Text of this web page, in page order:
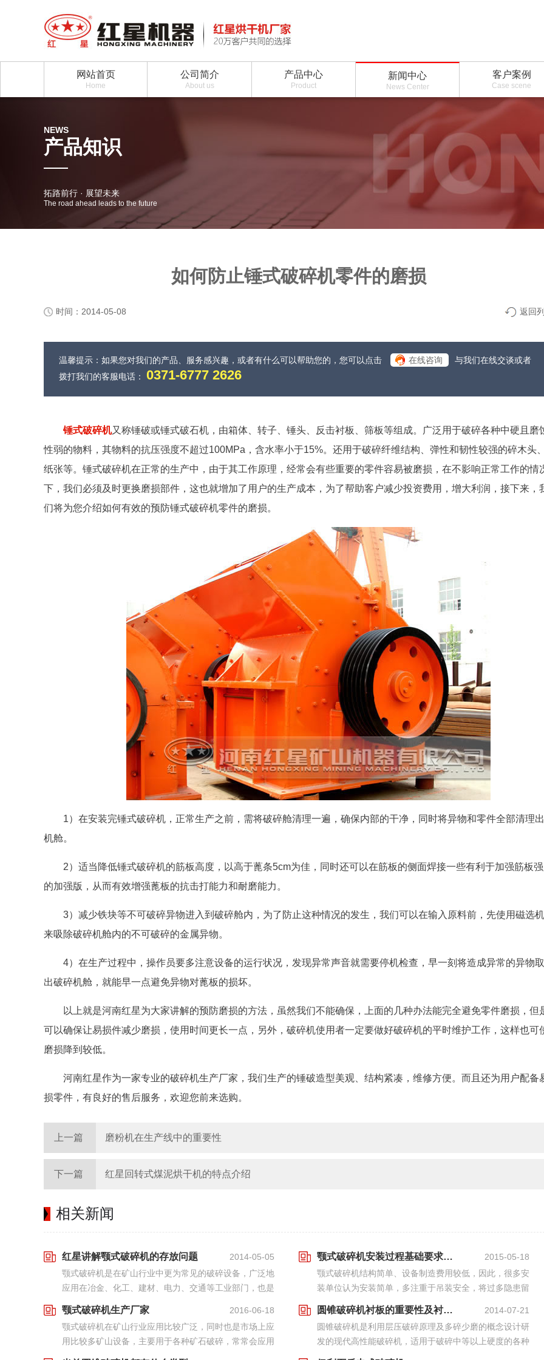
网站首页
Home
公司简介
About us
产品中心
Product
新闻中心
News Center
客户案例
Case scene
NEWS
产品知识
拓路前行 · 展望未来
The road ahead leads to the future
如何防止锤式破碎机零件的磨损
时间：2014-05-08 返回
温馨提示：如果您对我们的产品、服务感兴趣，或者有什么可以帮助您的，您可以点击 在线咨询
与我们在线交谈或者
拨打我们的客服电话： 0371-6777 2626
锤式破碎机又称锤破或锤式破石机，由箱体、转子、锤头、反击衬板、筛板等组成。广泛用于破碎各种中硬且磨
性弱的物料，其物料的抗压强度不超过100MPa，含水率小于15%。还用于破碎纤维结构、弹性和韧性较强的碎木头、
纸张等。锤式破碎机在正常的生产中，由于其工作原理，经常会有些重要的零件容易被磨损，在不影响正常工作的情
下，我们必须及时更换磨损部件，这也就增加了用户的生产成本，为了帮助客户减少投资费用，增大利润，接下来，
们将为您介绍如何有效的预防锤式破碎机零件的磨损。
1）在安装完锤式破碎机，正常生产之前，需将破碎舱清理一遍，确保内部的干净，同时将异物和零件全部清理出
机舱。
2）适当降低锤式破碎机的筋板高度，以高于蓖条5cm为佳，同时还可以在筋板的侧面焊接一些有利于加强筋板
的加强版，从而有效增强蓖板的抗击打能力和耐磨能力。
3）减少铁块等不可破碎异物进入到破碎舱内，为了防止这种情况的发生，我们可以在输入原料前，先使用磁选机
来吸除破碎机舱内的不可破碎的金属异物。
4）在生产过程中，操作员要多注意设备的运行状况，发现异常声音就需要停机检查，早一刻将造成异常的异物取
出破碎机舱，就能早一点避免异物对蓖板的损坏。
以上就是河南红星为大家讲解的预防磨损的方法，虽然我们不能确保，上面的几种办法能完全避免零件磨损，但
可以确保让易损件减少磨损，使用时间更长一点，另外，破碎机使用者一定要做好破碎机的平时维护工作，这样也可
磨损降到较低。
河南红星作为一家专业的破碎机生产厂家，我们生产的锤破造型美观、结构紧凑，维修方便。而且还为用户配备
损零件，有良好的售后服务，欢迎您前来选购。
上一篇 磨粉机在生产线中的重要性
下一篇 红星回转式煤泥烘干机的特点介绍
相关新闻
红星讲解颚式破碎机的存放问题
2014-05-05
颚式破碎机是在矿山行业中更为常见的破碎设备，广泛地
应用在冶金、化工、建材、电力、交通等工业部门，也是
破碎设备使用者不错选择的机器，一般用来一破粗碎，在
各个选矿生产线中发挥着重大作用。
颚式破碎机安装过程基础要求及精度测量控制
2015-05-18
颚式破碎机结构简单、设备制造费用较低，因此，很多安
装单位认为安装简单，多注重于吊装安全，将过多隐患留
颚式破碎机生产厂家
2016-06-18
颚式破碎机在矿山行业应用比较广泛，同时也是市场上应
用比较多矿山设备，主要用于各种矿石破碎，常常会应用
圆锥破碎机衬板的重要性及衬板的选择
2014-07-21
圆锥破碎机是利用层压破碎原理及多碎少磨的概念设计研
发的现代高性能破碎机，适用于破碎中等以上硬度的各种